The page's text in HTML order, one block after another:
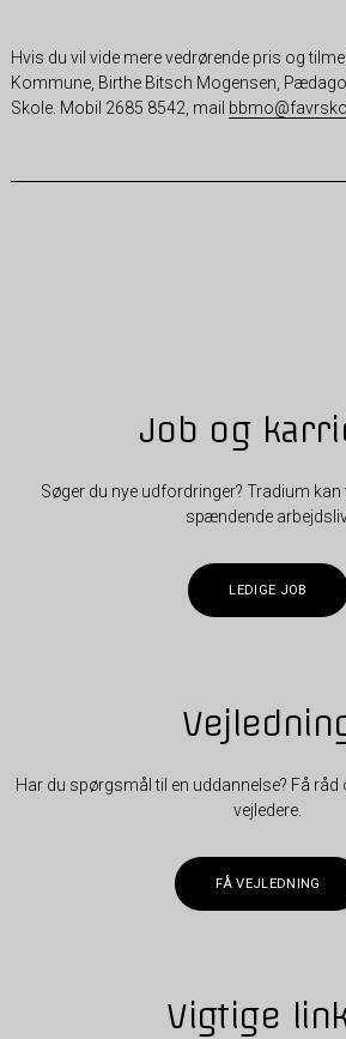
Hvis du vil vide mere vedrørende pris og
Kommune, Birthe Bitsch Mogensen,
Skole. Mobil 2685 8542, mail
Job og
Søger du nye udfordringer? Tradium
spændende
LEDIGE JOB
Har du spørgsmål til en uddannelse? Få
vejledere.
FÅ VEJLEDNING
Vigtige